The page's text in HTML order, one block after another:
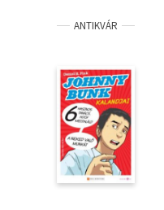
TörténelemANTIKVÁR